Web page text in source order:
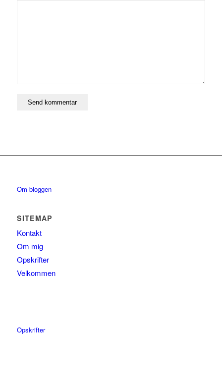
Om bloggen
SITEMAP
Kontakt
Om mig
Opskrifter
Velkommen
Opskrifter